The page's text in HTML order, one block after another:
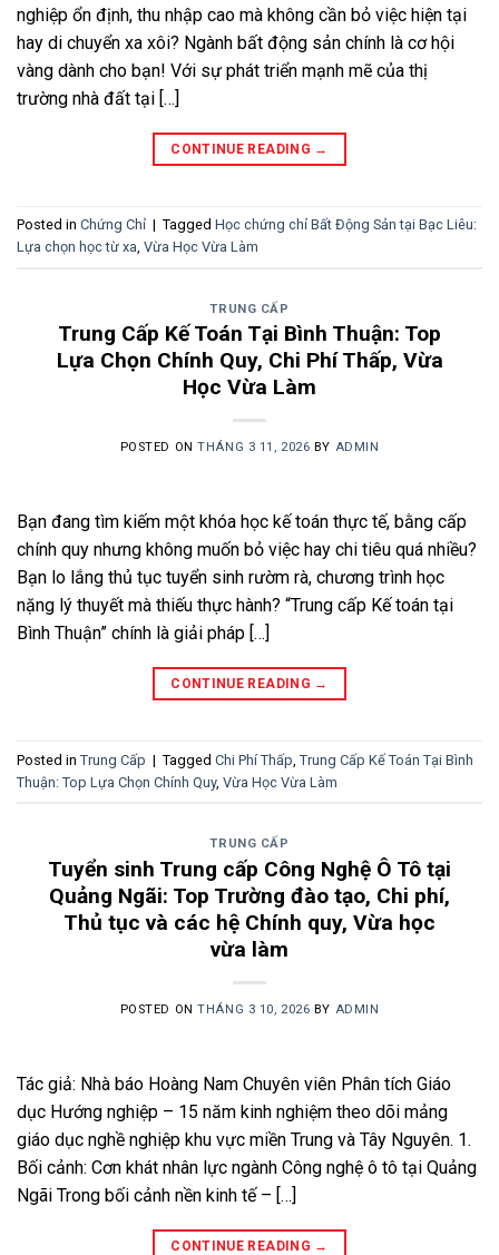
nghiệp ổn định, thu nhập cao mà không cần bỏ việc hiện tại
hay di chuyển xa xôi? Ngành bất động sản chính là cơ hội
vàng dành cho bạn! Với sự phát triển mạnh mẽ của thị
trường nhà đất tại […]
CONTINUE READING →
Posted in Chứng Chỉ | Tagged Học chứng chỉ Bất Động Sản tại Bạc Liêu:
Lựa chọn học từ xa Vừa Học Vừa Làm
TRUNG CẤP
Trung Cấp Kế Toán Tại Bình Thuận: Top
Lựa Chọn Chính Quy, Chi Phí Thấp, Vừa
Học Vừa Làm
POSTED ONTHÁNG 3 11, 2026 BY ADMIN
Bạn đang tìm kiếm một khóa học kế toán thực tế, bằng cấp
chính quy nhưng không muốn bỏ việc hay chi tiêu quá nhiều?
Bạn lo lắng thủ tục tuyển sinh rườm rà, chương trình học
nặng lý thuyết mà thiếu thực hành? “Trung cấp Kế toán tại
Bình Thuận” chính là giải pháp […]
CONTINUE READING →
Posted in Trung Cấp | Tagged Chi Phí Thấp Trung Cấp Kế Toán Tại Bình
Thuận: Top Lựa Chọn Chính Quy, Vừa Học Vừa Làm
TRUNG CẤP
Tuyển sinh Trung cấp Công Nghệ Ô Tô tại
Quảng Ngãi: Top Trường đào tạo, Chi phí,
Thủ tục và các hệ Chính quy, Vừa học
vừa làm
POSTED ONTHÁNG 3 10, 2026 BY ADMIN
Tác giả: Nhà báo Hoàng Nam Chuyên viên Phân tích Giáo
dục Hướng nghiệp – 15 năm kinh nghiệm theo dõi mảng
giáo dục nghề nghiệp khu vực miền Trung và Tây Nguyên. 1.
Bối cảnh: Cơn khát nhân lực ngành Công nghệ ô tô tại Quảng
Ngãi Trong bối cảnh nền kinh tế – […]
CONTINUE READING →